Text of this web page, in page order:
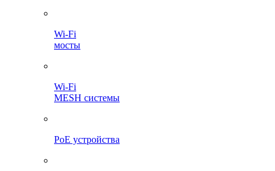
Wi-Fi
мосты
Wi-Fi
MESH системы
PoE устройства